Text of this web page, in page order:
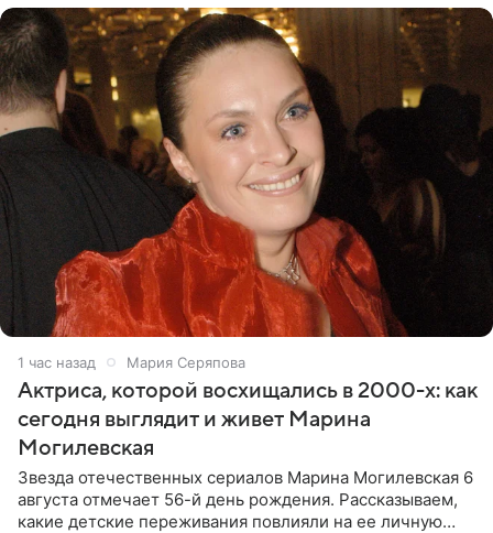
1 час назад Мария Серяпова
Актриса, которой восхищались в 2000-х: как
сегодня выглядит и живет Марина
Могилевская
Звезда отечественных сериалов Марина Могилевская 6
августа отмечает 56-й день рождения. Рассказываем,
какие детские переживания повлияли на ее личную